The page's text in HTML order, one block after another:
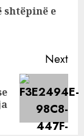
shtëpinë e
Next